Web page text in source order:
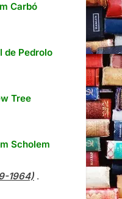
Carbó
de Pedrolo
Tree
Scholem
1964) .